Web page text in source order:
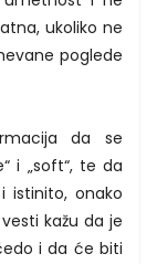
ukoliko ne
poglede
da se
i „soft“, te da
istinito, onako
kažu da je
i da će biti